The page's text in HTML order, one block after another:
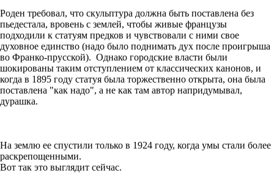
Роден требовал, что скульптура должна быть поставлена без
пьедестала, вровень с землей, чтобы живые французы
подходили к статуям предков и чувствовали с ними свое
духовное единство (надо было поднимать дух после проигрыша
во Франко-прусской). Однако городские власти были
шокированы таким отступлением от классических канонов, и
когда в 1895 году статуя была торжественно открыта, она была
поставлена "как надо", а не как там автор напридумывал,
дурашка.
На землю ее спустили только в 1924 году, когда умы стали более
раскрепощенными.
Вот так это выглядит сейчас.